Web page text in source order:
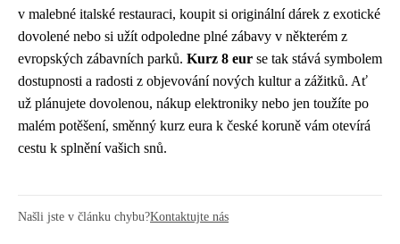
v malebné italské restauraci, koupit si originální dárek z exotické
dovolené nebo si užít odpoledne plné zábavy v některém z
evropských zábavních parků. Kurz 8 eur se tak stává symbolem
dostupnosti a radosti z objevování nových kultur a zážitků. Ať
už plánujete dovolenou, nákup elektroniky nebo jen toužíte po
malém potěšení, směnný kurz eura k české koruně vám otevírá
cestu k splnění vašich snů.
Našli jste v článku chybu?Kontaktujte nás